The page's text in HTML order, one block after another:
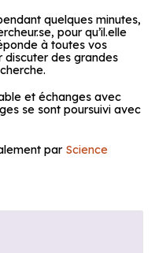
quelques minutes,
pour qu’il.elle
à toutes vos
discuter des grandes
et échanges avec
se sont poursuivi avec
par Science